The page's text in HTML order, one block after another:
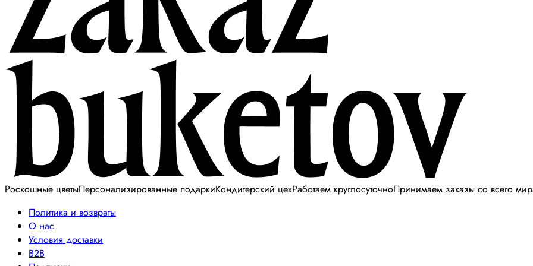
Роскошные цветыПерсонализированные подаркиКондитерский цехРаботаем круглосуточноПринимаем заказы со всего
Политика и возвраты
О нас
Условия доставки
B2B